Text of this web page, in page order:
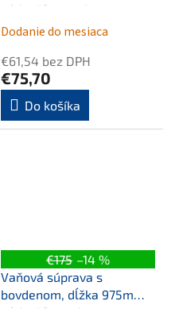
zátka 72mm, zlato
Dodanie do mesiaca
€61,54 bez DPH
€75,70
Do košíka
€175 –14 %
Vaňová súprava s
bovdenom, dĺžka 975mm,
zátka 72mm, bronz